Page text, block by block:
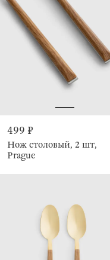
499 ₽
Нож столовый, 2 шт,
Prague